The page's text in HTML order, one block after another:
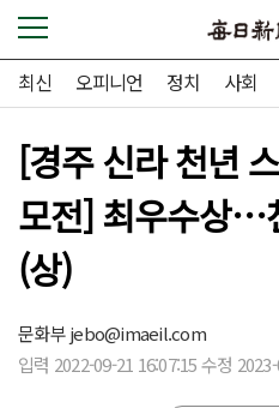
최신 오피니언 정치 사회
[경주 신라 천년
모전] 최우수상…
(상)
문화부jebo@imaeil.com
입력 2022-09-21 16:07:15 수정